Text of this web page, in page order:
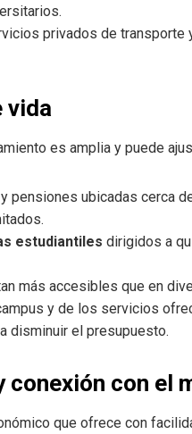
privados de transporte
vida
es amplia y puede
y pensiones ubicadas cerca
estudiantiles dirigidos a
más accesibles que en
y de los servicios
disminuir el presupuesto.
conexión con el
que ofrece con